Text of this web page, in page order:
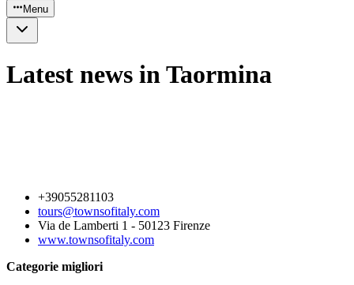
Menu
Latest news in Taormina
+39055281103
tours@townsofitaly.com
Via de Lamberti 1 - 50123 Firenze
www.townsofitaly.com
Categorie migliori